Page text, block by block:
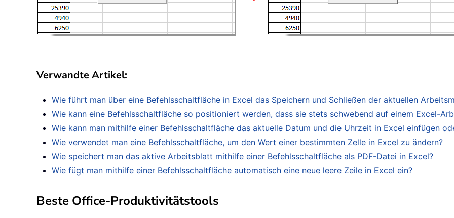
Verwandte Artikel:
Wie führt man über eine Befehlsschaltfläche in Excel das Speichern und Schließen der aktuellen
Wie kann eine Befehlsschaltfläche so positioniert werden, dass sie stets schwebend auf einem Excel-
Wie kann man mithilfe einer Befehlsschaltfläche das aktuelle Datum und die Uhrzeit in Excel einfügen
Wie verwendet man eine Befehlsschaltfläche, um den Wert einer bestimmten Zelle in Excel zu ändern?
Wie speichert man das aktive Arbeitsblatt mithilfe einer Befehlsschaltfläche als PDF-Datei in Excel?
Wie fügt man mithilfe einer Befehlsschaltfläche automatisch eine neue leere Zeile in Excel ein?
Beste Office-Produktivitätstools